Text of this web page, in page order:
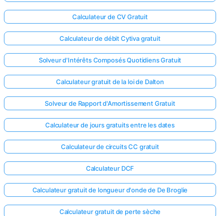
Calculateur de CV Gratuit
Calculateur de débit Cytiva gratuit
Solveur d'Intérêts Composés Quotidiens Gratuit
Calculateur gratuit de la loi de Dalton
Solveur de Rapport d'Amortissement Gratuit
Calculateur de jours gratuits entre les dates
Calculateur de circuits CC gratuit
Calculateur DCF
Calculateur gratuit de longueur d'onde de De Broglie
Calculateur gratuit de perte sèche